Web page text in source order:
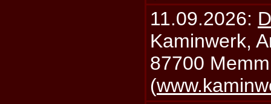
11.09.2026:
Kaminwerk,
87700
(